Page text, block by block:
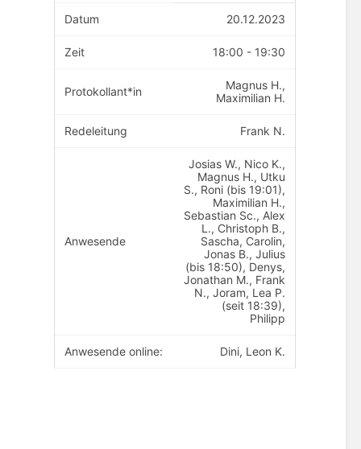
Datum 20.12.2023
Zeit 18:00 - 19:30
Protokollant*in
Magnus H.,
Maximilian H.
Redeleitung Frank N.
Anwesende
Josias W., Nico K.,
Magnus H., Utku
S., Roni (bis 19:01),
Maximilian H.,
Sebastian Sc., Alex
L., Christoph B.,
Sascha, Carolin,
Jonas B., Julius
(bis 18:50), Denys,
Jonathan M., Frank
N., Joram, Lea P.
(seit 18:39),
Philipp
Anwesende online: Dini, Leon K.